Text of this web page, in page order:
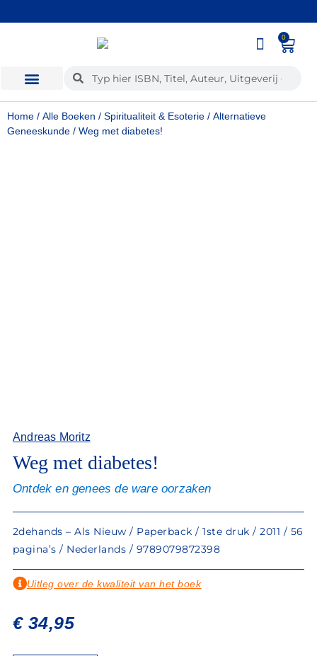
Wij kopen ook uw boeken in! 0
Home / Alle Boeken / Spiritualiteit & Esoterie / Alternatieve
Geneeskunde / Weg met diabetes!
Andreas Moritz
Weg met diabetes!
Ontdek en genees de ware oorzaken
2dehands – Als Nieuw / Paperback / 1ste druk / 2011 / 56
pagina’s / Nederlands / 9789079872398
Uitleg over de kwaliteit van het boek
€34,95